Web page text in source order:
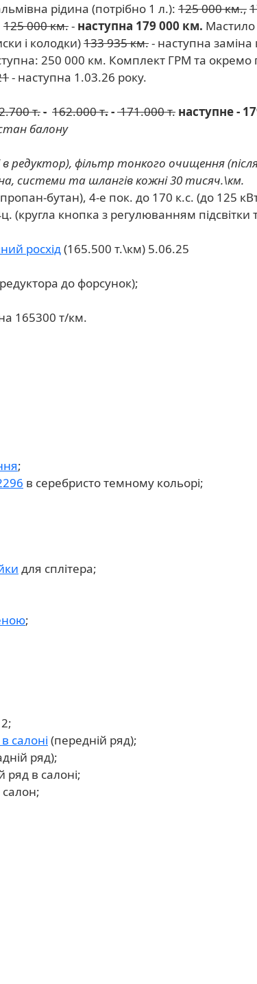
рідина (потрібно 1 л.): 125 000 км.,
125 000 км.- наступна 179 000 км.
і колодки)133 935 км.- наступна
250 000 км. Комплект ГРМ та
- наступна 1.03.26 року.
т.- 162.000 т.-171.000 т. наступне -
балону
редуктор), фільтр тонкого очищення
системи та шлангів кожні 30 тисяч.\км.
бутан), 4-е пок. до 170 к.с. (до 125
(кругла кнопка з регулюванням підсвітки
росхід(165.500 т.\км) 5.06.25
до форсунок);
165300 т/км.
;
в серебристо темному кольорі;
для сплітера;
;
салоні (передній ряд);
ряд);
ряд в салоні;